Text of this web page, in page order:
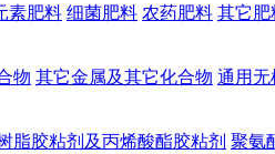
素肥料 细菌肥料 农药肥料 其它肥
物 其它金属及其它化合物 通用无
脂胶粘剂及丙烯酸酯胶粘剂 聚氨